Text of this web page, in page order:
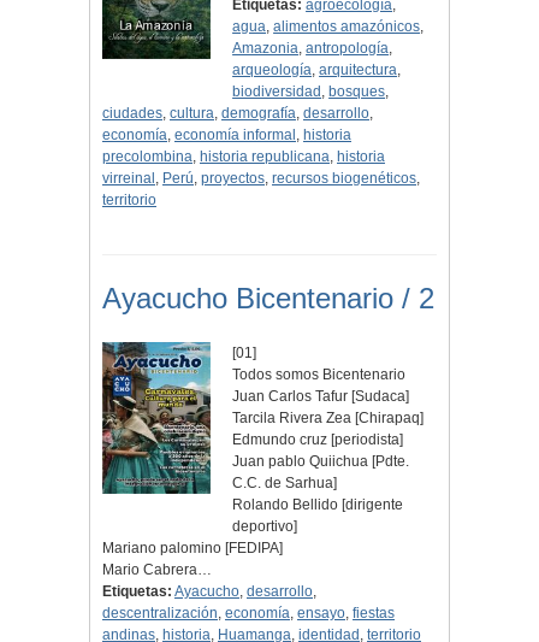
Etiquetas: agroecología,
agua,alimentos amazónicos,
Amazonia,antropología,
arqueología,arquitectura,
biodiversidad , bosques,
ciudades, cultura, demografía, desarrollo,
economía, economía informal , historia
precolombina, historia republicana, historia
virreinal , Perú, proyectos, recursos biogenéticos,
territorio
Ayacucho Bicentenario / 2
[01]
Todos somos Bicentenario
Juan Carlos Tafur [Sudaca]
Tarcila Rivera Zea [Chirapaq]
Edmundo cruz [periodista]
Juan pablo Quiichua [Pdte.
C.C. de Sarhua]
Rolando Bellido [dirigente
deportivo]
Mariano palomino [FEDIPA]
Mario Cabrera…
Etiquetas: Ayacucho, desarrollo,
descentralización, economía, ensayo, fiestas
andinas, historia, Huamanga, identidad , territorio